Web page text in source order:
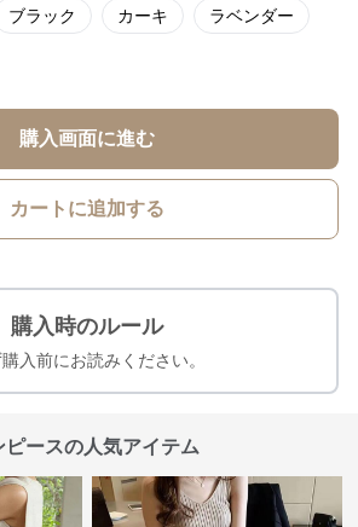
ブラック カーキ ラベンダー
購入画面に進む
カートに追加する
購入時のルール
入前にお読みください。
ースの人気アイテム